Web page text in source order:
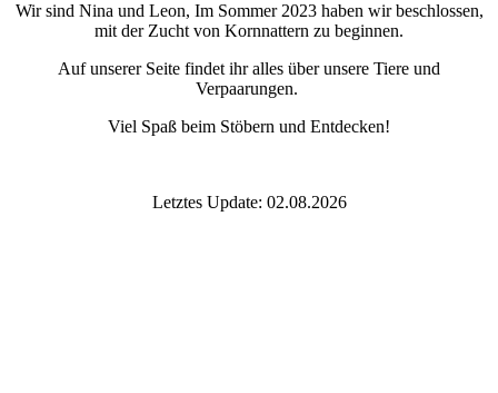
Wir sind Nina und Leon, Im Sommer 2023 haben wir beschlossen,
mit der Zucht von Kornnattern zu beginnen.
Auf unserer Seite findet ihr alles über unsere Tiere und
Verpaarungen.
Viel Spaß beim Stöbern und Entdecken!
Letztes Update: 02.08.2026